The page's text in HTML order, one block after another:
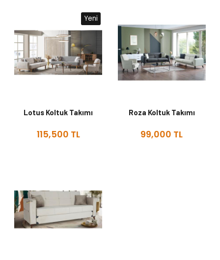
Yeni
Lotus Koltuk Takımı
115,500 TL
Roza Koltuk Takımı
99,000 TL